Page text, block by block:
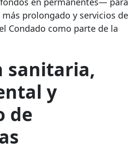
prolongado y servicios de
Condado como parte de la
sanitaria,
y
de